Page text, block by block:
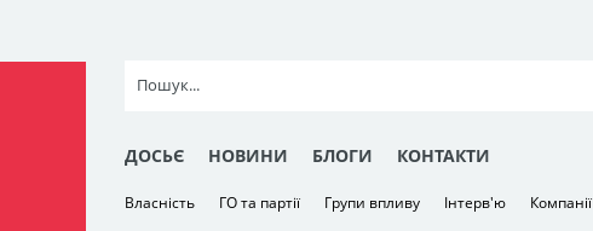
ДОСЬЄ НОВИНИ БЛОГИ КОНТАКТИ
Власність ГО та партії Групи впливу Інтерв'ю Компанії